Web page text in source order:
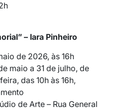
– Iara Pinheiro
de 2026, às 16h
maio a 31 de julho, de
das 10h às 16h,
de Arte – Rua General